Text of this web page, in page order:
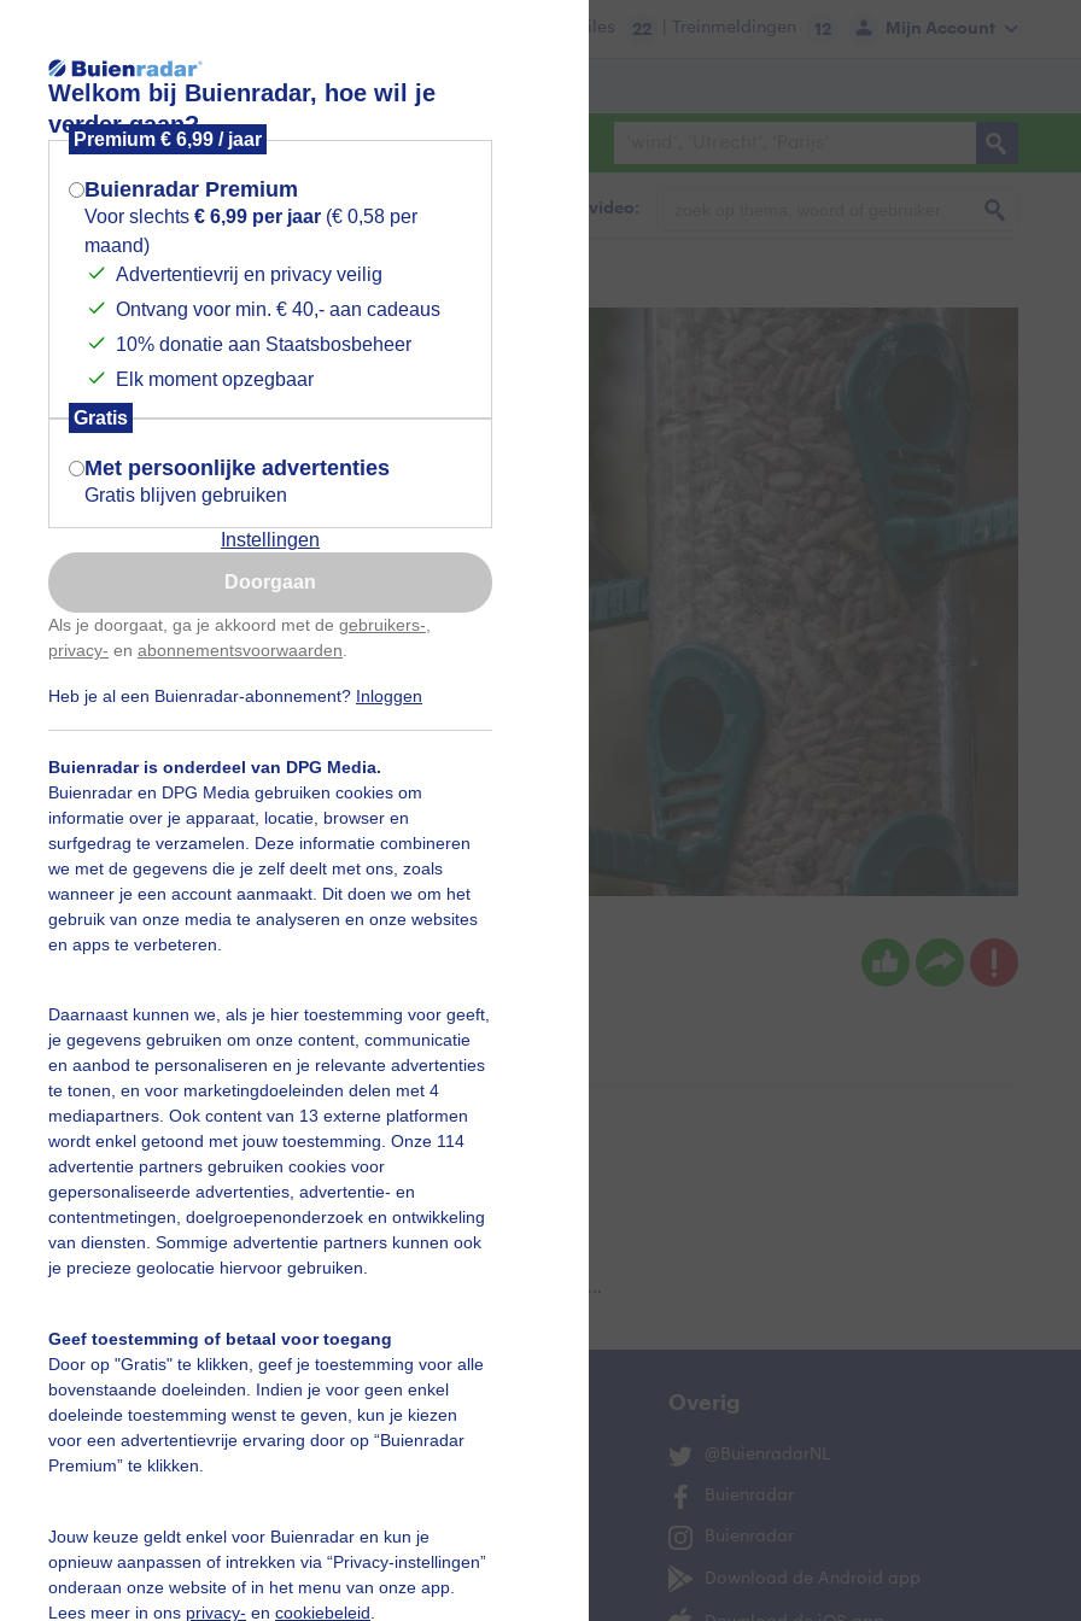
Welkom bij Buienradar, hoe wil je
verder gaan?
Premium € 6,99 / jaar
Buienradar Premium
Voor slechts € 6,99 per jaar (€ 0,58 per
maand)
Advertentievrij en privacy veilig
Ontvang voor min. € 40,- aan cadeaus
10% donatie aan Staatsbosbeheer
Elk moment opzegbaar
Gratis
Met persoonlijke advertenties
Gratis blijven gebruiken
Instellingen
Doorgaan
Als je doorgaat, ga je akkoord met de gebruikers-
privacy- en abonnementsvoorwaarden
Heb je al een Buienradar-abonnement? Inloggen
Buienradar is onderdeel van DPG Media.
Buienradar en DPG Media gebruiken cookies om
informatie over je apparaat, locatie, browser en
surfgedrag te verzamelen. Deze informatie combineren
we met de gegevens die je zelf deelt met ons, zoals
wanneer je een account aanmaakt. Dit doen we om het
gebruik van onze media te analyseren en onze websites
en apps te verbeteren.
Daarnaast kunnen we, als je hier toestemming voor geeft,
je gegevens gebruiken om onze content, communicatie
en aanbod te personaliseren en je relevante advertenties
te tonen, en voor marketingdoeleinden delen met 4
mediapartners. Ook content van 13 externe platformen
wordt enkel getoond met jouw toestemming. Onze 114
advertentie partners gebruiken cookies voor
gepersonaliseerde advertenties, advertentie- en
contentmetingen, doelgroepenonderzoek en ontwikkeling
van diensten. Sommige advertentie partners kunnen ook
je precieze geolocatie hiervoor gebruiken.
Geef toestemming of betaal voor toegang
Door op "Gratis" te klikken, geef je toestemming voor alle
bovenstaande doeleinden. Indien je voor geen enkel
doeleinde toestemming wenst te geven, kun je kiezen
voor een advertentievrije ervaring door op “Buienradar
Premium” te klikken.
Jouw keuze geldt enkel voor Buienradar en kun je
opnieuw aanpassen of intrekken via “Privacy-instellingen”
onderaan onze website of in het menu van onze app.
Lees meer in ons privacy- en cookiebeleid
Mijn Account
Files 22 | Treinmeldingen 12
Lees meer.
Foto en video Weerzine
Zoeken in foto & video:
er moet toch gegeten worden
bij de voedersilo
Dieren
slideshow
vragen
Mijn weer
De Bilt
Overig
@BuienradarNL
Buienradar
Buienradar
Download de Android app
Mogen we je locatie gebruiken voor
het weer?
Indien je hier nog geen akkoord op hebt
gegeven, verschijnt er zo een pop-up uit
je browser waarin deze toestemming
gevraagd wordt.
Is goed, toon de popup
Nu niet, misschien later
Gebruik je Safari en wil je niet elke dag deze pop-up
Klikhierom dit aan te passen